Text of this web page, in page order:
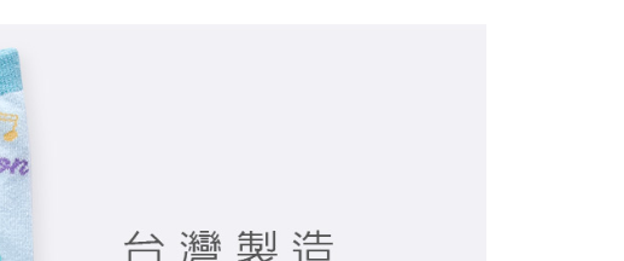
7-11取貨付款
每筆NT$80，滿NT$899(含以上)免運費
付款後7-11取貨
每筆NT$80，滿NT$859(含以上)免運費
宅配
每筆NT$85，滿NT$859(含以上)免運費